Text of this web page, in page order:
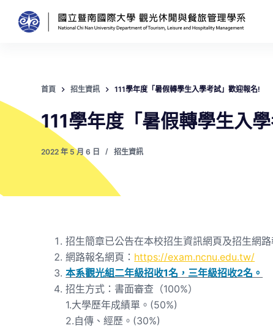
跳
至
首頁 招生資訊 111學年度「暑假轉學生入學考試」歡迎報名!
111學年度「暑假轉學生入
2022 年 5 月 6 日 招生資訊
招生簡章已公告在本校招生資訊網頁及招生網
網路報名網頁： https://exam.ncnu.edu.tw/
本系觀光組二年級招收1名，三年級招收2名。
招生方式：書面審查（100%）
1.大學歷年成績單。(50%)
2.自傳、經歷。(30%)